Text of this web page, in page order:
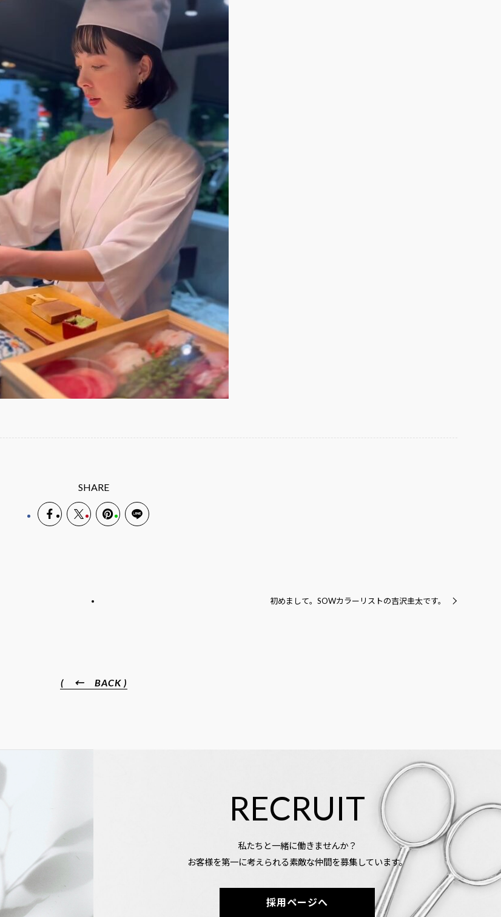
SHARE
初めまして。SOWカラーリストの吉沢圭太です。
( ← BACK )
RECRUIT
私たちと一緒に働きませんか？
お客様を第一に考えられる素敵な仲間を募集しています。
採用ページへ